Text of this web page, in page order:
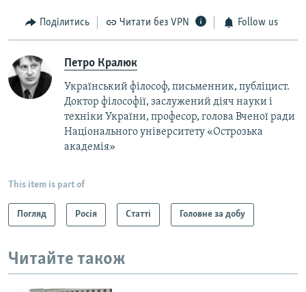
Поділитись Читати без VPN Follow us
Петро Кралюк
Український філософ, письменник, публіцист.
Доктор філософії, заслужений діяч науки і
техніки України, професор,​ голова Вченої ради
Національного університету «Острозька
академія»
This item is part of
Погляд Росія Статті Головне за добу
Читайте також